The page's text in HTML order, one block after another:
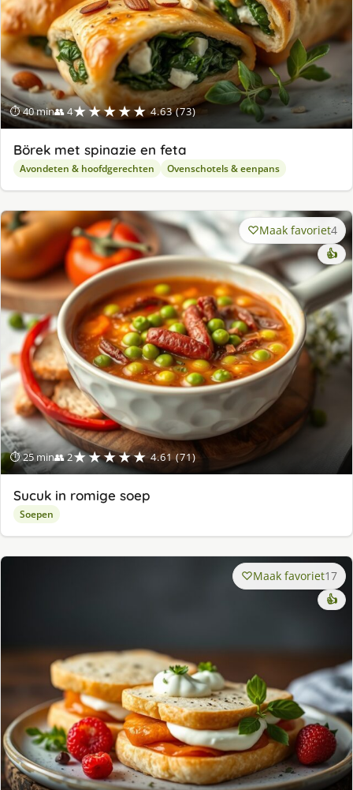
⏱ 40 min👥 4★★★★★ 4.63 (73)
Börek met spinazie en feta
Avondeten & hoofdgerechten Ovenschotels & eenpans
⏱ 25 min👥 2★★★★★ 4.61 (71)
Maak favoriet4
👍
Sucuk in romige soep
Soepen
Maak favoriet17
👍